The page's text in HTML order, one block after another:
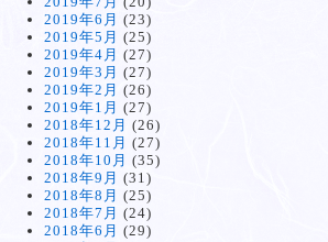
2019年6月 (23)
2019年5月 (25)
2019年4月 (27)
2019年3月 (27)
2019年2月 (26)
2019年1月 (27)
2018年12月 (26)
2018年11月 (27)
2018年10月 (35)
2018年9月 (31)
2018年8月 (25)
2018年7月 (24)
2018年6月 (29)